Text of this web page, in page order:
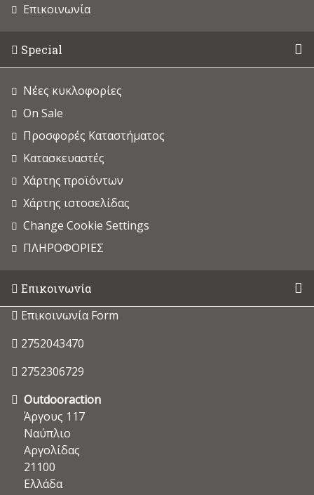
Επικοινωνία
Special
Νέες κυκλοφορίες
On Sale
Προσφορές Καταστήματος
Κατασκευαστές
Χάρτης προϊόντων
Χάρτης ιστοσελίδας
Change Cookie Settings
ΠΛΗΡΟΦΟΡΙΕΣ
Επικοινωνία
Επικοινωνία Form
2752043470
2752306729
Outdooraction
Άργους 117
Ναύπλιο
Αργολίδας
21100
Ελλάδα